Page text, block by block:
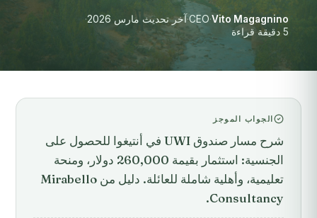
Vito Magagnino
·
CEO
·آخر تحديث مارس 2026
·
5 دقيقة قراءة
الجواب الموجز
شرح مسار صندوق UWI في أنتيغوا للحصول على
الجنسية: استثمار بقيمة 260,000 دولار، ومنحة
تعليمية، وأهلية شاملة للعائلة. دليل من Mirabello
Consultancy.